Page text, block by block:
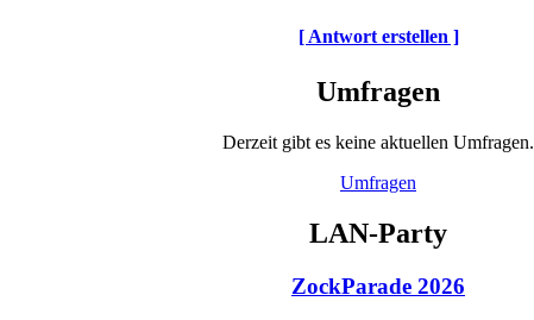
[ Antwort erstellen ]
Umfragen
Derzeit gibt es keine aktuellen Umfragen.
Umfragen
LAN-Party
ZockParade 2026